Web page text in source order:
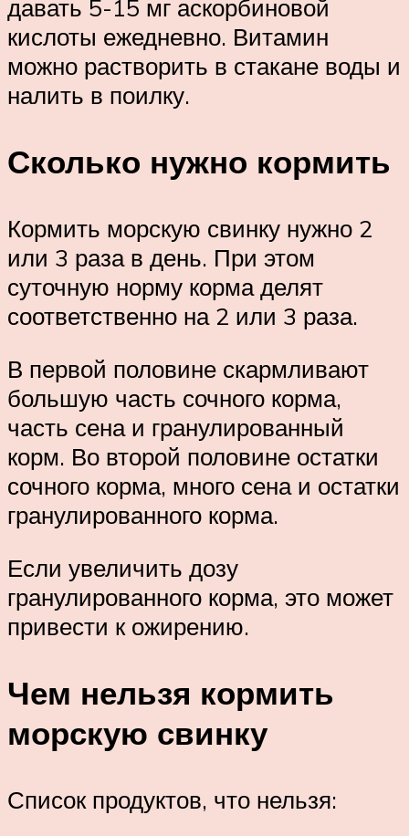
давать 5-15 мг аскорбиновой
кислоты ежедневно. Витамин
можно растворить в стакане воды и
налить в поилку.
Сколько нужно кормить
Кормить морскую свинку нужно 2
или 3 раза в день. При этом
суточную норму корма делят
соответственно на 2 или 3 раза.
В первой половине скармливают
большую часть сочного корма,
часть сена и гранулированный
корм. Во второй половине остатки
сочного корма, много сена и остатки
гранулированного корма.
Если увеличить дозу
гранулированного корма, это может
привести к ожирению.
Чем нельзя кормить
морскую свинку
Список продуктов, что нельзя: